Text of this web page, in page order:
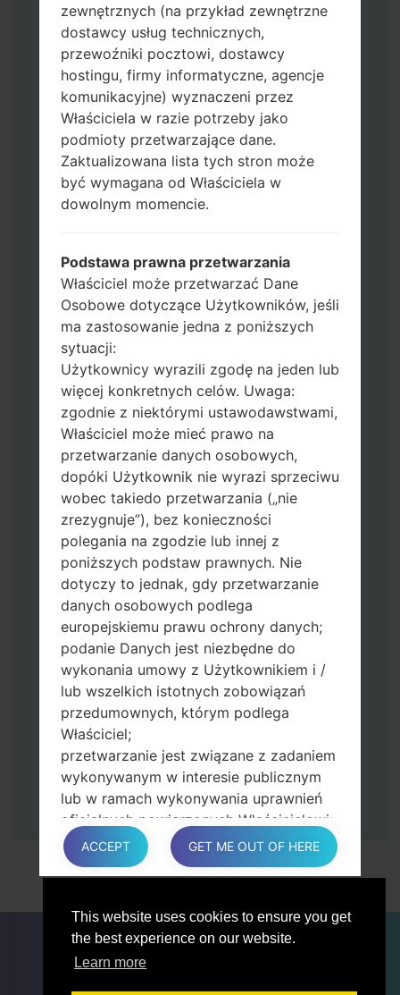
This website uses cookies to ensure you get
the best experience on our website.
Learn more
wybierz tutaj) lub 5 plików (jeśli 5 plików
wybierz tutaj):
AP: "System & Recovery"
CP: "Modem & Radio"
CSC_***: "Country & Region & Operator"
HOME_CSC_***: "Country & Region &
Operator"
Dodaj wszystkie pliki w Odin 3.
Jeśli chcesz wyczyścić pamięć flash użyj
CSC_*** albo użyj HOME_CSC_ ***, aby
trybu pobierania. Jak wykonać wszystkie
metody:
Naciśnij i przytrzymaj klawisz zasilania,
przycisk zwiększania głośności i klawisz
Bixby.
Naciśnij i przytrzymaj klawisze
zwiększania i zmniejszania głośności,
następnie podłącz kabel USB.
Naciśnij i przytrzymaj klawisz zasilania,
przycisk zmniejszania głośności i klawisz
strony domowej.
Podłącz kabel USB, a następnie naciśnij i
przytrzymaj przycisk Bixby i klawisz
zmniejszania głośności.
Naciśnij i przytrzymaj klawisz zasilania i
przycisk zwiększania głośności.
Następnie podłącz urządzenie do
komputera, Odin powinien wykryć
telefon, a na ekranie pojawi się numer
portu COM.
Podaj tylko czas przywracania ustawień
fabrycznych i automatycznego
ponownego uruchamiania.
Na koniec naciśnij klawisz Start. Twój
telefon uruchomi się ponownie i odłączy
się od komputera.
PORÓWNAJ
zewnętrznych (na przykład zewnętrzne
dostawcy usług technicznych,
przewoźniki pocztowi, dostawcy
hostingu, firmy informatyczne, agencje
komunikacyjne) wyznaczeni przez
Właściciela w razie potrzeby jako
podmioty przetwarzające dane.
Zaktualizowana lista tych stron może
być wymagana od Właściciela w
dowolnym momencie.
Podstawa prawna przetwarzania
Właściciel może przetwarzać Dane
Osobowe dotyczące Użytkowników, jeśli
ma zastosowanie jedna z poniższych
sytuacji:
Użytkownicy wyrazili zgodę na jeden lub
więcej konkretnych celów. Uwaga:
zgodnie z niektórymi ustawodawstwami,
Właściciel może mieć prawo na
przetwarzanie danych osobowych,
dopóki Użytkownik nie wyrazi sprzeciwu
wobec takiedo przetwarzania („nie
zrezygnuje”), bez konieczności
polegania na zgodzie lub innej z
poniższych podstaw prawnych. Nie
dotyczy to jednak, gdy przetwarzanie
danych osobowych podlega
europejskiemu prawu ochrony danych;
podanie Danych jest niezbędne do
wykonania umowy z Użytkownikiem i /
lub wszelkich istotnych zobowiązań
przedumownych, którym podlega
Właściciel;
przetwarzanie jest związane z zadaniem
wykonywanym w interesie publicznym
lub w ramach wykonywania uprawnień
oficjalnych powierzonych Właścicielowi;
przetwarzanie jest konieczne do celów
zgodnych z prawem interesów
prowadzonej przez właściciela lub
W każdym przypadku Właściciel z
przyjemnością pomoże wyjaśnić
konkretną podstawę prawną, która ma
zastosowanie do przetwarzania, a w
ACCEPT GET ME OUT OF HERE